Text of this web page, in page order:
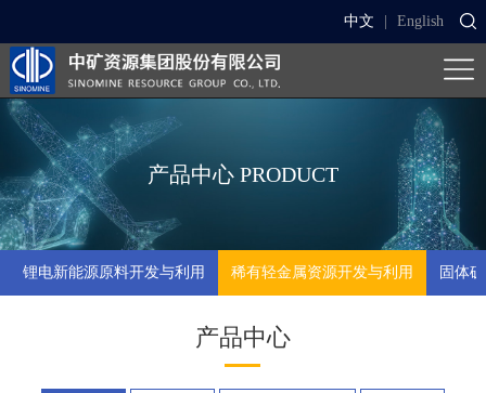
中文 English
产品中心 PRODUCT
锂电新能源原料开发与利用 稀有轻金属资源开发与利用 固体
产品中心